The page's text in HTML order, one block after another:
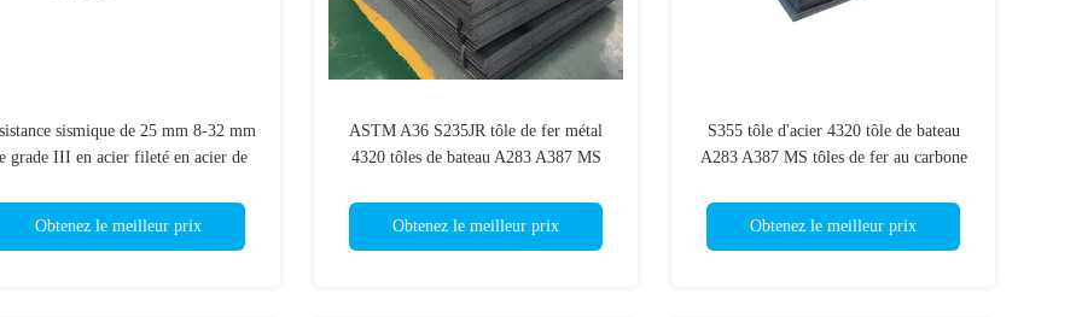
sismique de 25 mm 8-32 mm
grade III en acier fileté en acier de
Obtenez le meilleur prix
ASTM A36 S235JR tôle de fer métal
4320 tôles de bateau A283 A387 MS
Obtenez le meilleur prix
S355 tôle d'acier 4320 tôle de bateau
A283 A387 MS tôles de fer au carbone
Obtenez le meilleur prix